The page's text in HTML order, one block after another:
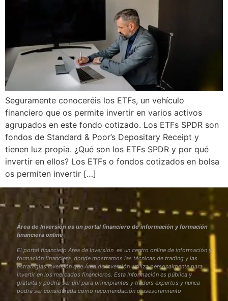
Seguramente conoceréis los ETFs, un vehículo
financiero que os permite invertir en varios activos
agrupados en este fondo cotizado. Los ETFs SPDR son
fondos de Standard & Poor’s Depositary Receipt y
tienen luz propia. ¿Qué son los ETFs SPDR y por qué
invertir en ellos? Los ETFs o fondos cotizados en bolsa
os permiten invertir […]
Área de Inversión es un portal financiero de información y formación
financiera online
El portal financiero Área de Inversión es un centro online de información y
formación financiera, donde mostramos las técnicas de trading y las
estrategias inversión que Área de Inversión utiliza personalmente para
invertir en los mercados financieros. Esta Información es pública y
gratuita y podría ser útil para principiantes y traders expertos y nunca
podrá ser considerada como recomendación o asesoramiento